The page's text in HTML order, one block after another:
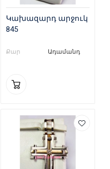
Կախազարդ արջուկ
845
Քար Ադամանդ